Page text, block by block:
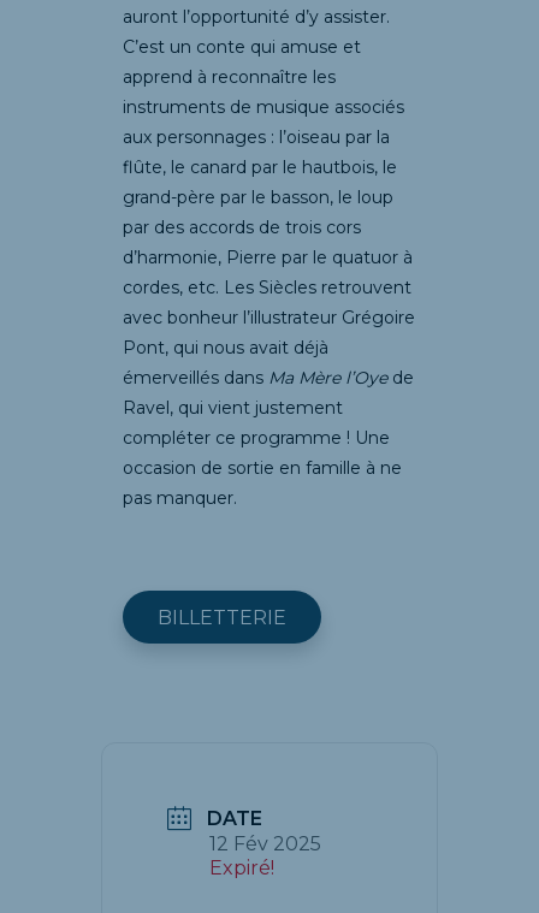
auront l’opportunité d’y assister.
C’est un conte qui amuse et
apprend à reconnaître les
instruments de musique associés
aux personnages : l’oiseau par la
flûte, le canard par le hautbois, le
grand-père par le basson, le loup
par des accords de trois cors
d’harmonie, Pierre par le quatuor à
cordes, etc. Les Siècles retrouvent
avec bonheur l’illustrateur Grégoire
Pont, qui nous avait déjà
émerveillés dans Ma Mère l’Oye de
Ravel, qui vient justement
compléter ce programme ! Une
occasion de sortie en famille à ne
pas manquer.
BILLETTERIE
DATE
12 Fév 2025
Expiré!